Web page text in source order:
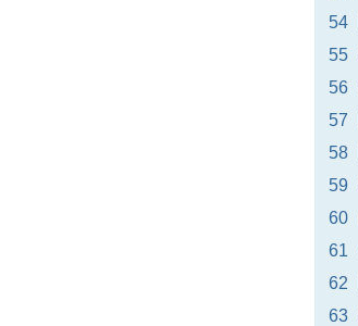
54
55
56
57
58
59
60
61
62
63